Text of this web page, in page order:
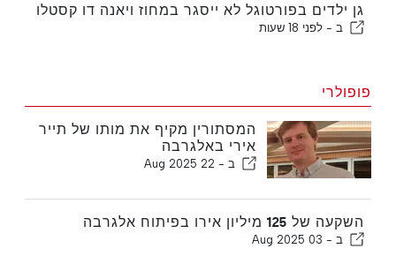
גן ילדים בפורטוגל לא ייסגר במחוז ויאנה דו קסטלו
ב - לפני 18 שעות
פופולרי
המסתורין מקיף את מותו של תייר
אירי באלגרבה
ב - 22 Aug 2025
השקעה של 125 מיליון אירו בפיתוח אלגרבה
ב - 03 Aug 2025